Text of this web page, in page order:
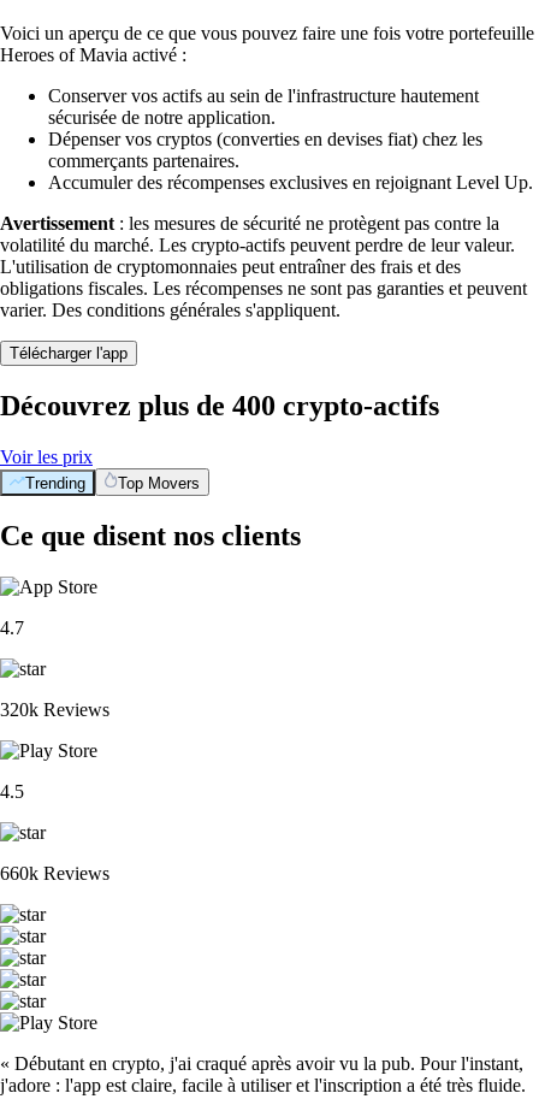
Voici un aperçu de ce que vous pouvez faire une fois votre portefeuille
Heroes of Mavia activé :
Conserver vos actifs au sein de l'infrastructure hautement
sécurisée de notre application.
Dépenser vos cryptos (converties en devises fiat) chez les
commerçants partenaires.
Accumuler des récompenses exclusives en rejoignant Level Up.
Avertissement : les mesures de sécurité ne protègent pas contre la
volatilité du marché. Les crypto-actifs peuvent perdre de leur valeur.
L'utilisation de cryptomonnaies peut entraîner des frais et des
obligations fiscales. Les récompenses ne sont pas garanties et peuvent
varier. Des conditions générales s'appliquent.
Télécharger l'app
Découvrez plus de 400 crypto-actifs
Voir les prix
Trending Top Movers
Ce que disent nos clients
4.7
320k Reviews
4.5
660k Reviews
« Débutant en crypto, j'ai craqué après avoir vu la pub. Pour l'instant,
j'adore : l'app est claire, facile à utiliser et l'inscription a été très fluide.